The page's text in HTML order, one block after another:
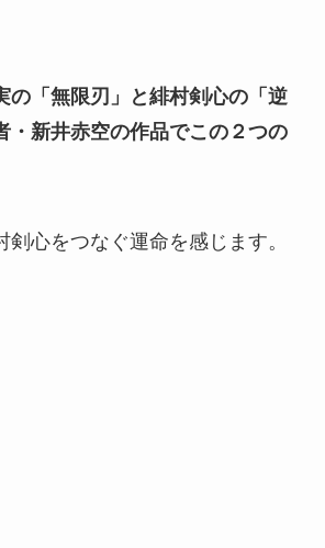
の「無限刃」と緋村剣心の「逆
・新井赤空の作品でこの２つの
心をつなぐ運命を感じます。